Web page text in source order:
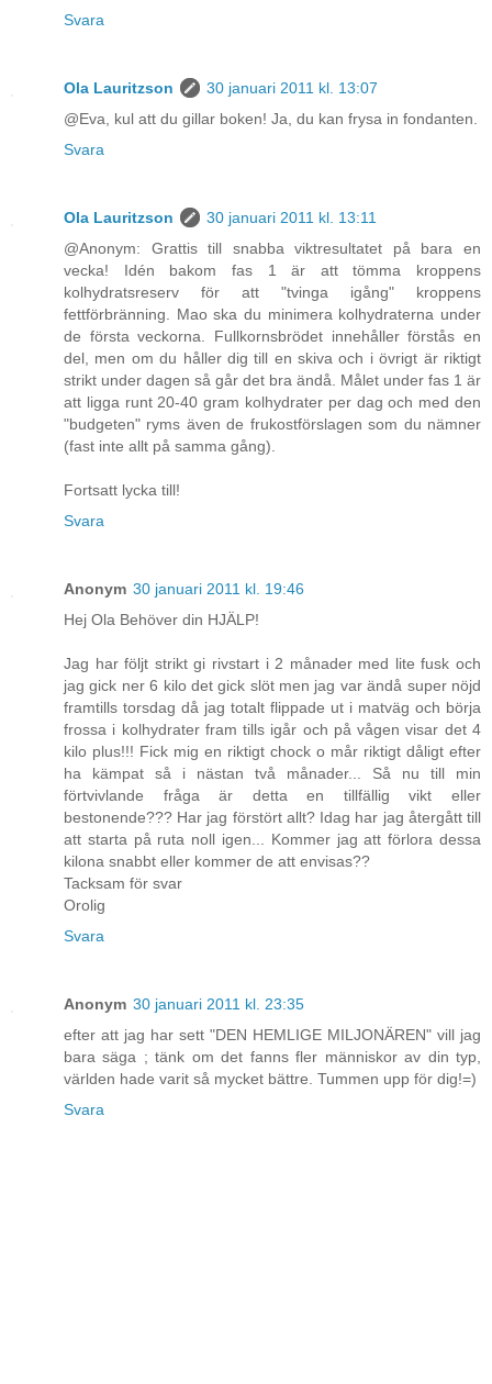
Svara
Ola Lauritzson
30 januari 2011 kl. 13:07
@Eva, kul att du gillar boken! Ja, du kan frysa in fondanten.
Svara
Ola Lauritzson
30 januari 2011 kl. 13:11
@Anonym: Grattis till snabba viktresultatet på bara en
vecka! Idén bakom fas 1 är att tömma kroppens
kolhydratsreserv för att "tvinga igång" kroppens
fettförbränning. Mao ska du minimera kolhydraterna under
de första veckorna. Fullkornsbrödet innehåller förstås en
del, men om du håller dig till en skiva och i övrigt är riktigt
strikt under dagen så går det bra ändå. Målet under fas 1 är
att ligga runt 20-40 gram kolhydrater per dag och med den
"budgeten" ryms även de frukostförslagen som du nämner
(fast inte allt på samma gång).
Fortsatt lycka till!
Svara
Anonym 30 januari 2011 kl. 19:46
Hej Ola Behöver din HJÄLP!
Jag har följt strikt gi rivstart i 2 månader med lite fusk och
jag gick ner 6 kilo det gick slöt men jag var ändå super nöjd
framtills torsdag då jag totalt flippade ut i matväg och börja
frossa i kolhydrater fram tills igår och på vågen visar det 4
kilo plus!!! Fick mig en riktigt chock o mår riktigt dåligt efter
ha kämpat så i nästan två månader... Så nu till min
förtvivlande fråga är detta en tillfällig vikt eller
bestonende??? Har jag förstört allt? Idag har jag återgått till
att starta på ruta noll igen... Kommer jag att förlora dessa
kilona snabbt eller kommer de att envisas??
Tacksam för svar
Orolig
Svara
Anonym 30 januari 2011 kl. 23:35
efter att jag har sett "DEN HEMLIGE MILJONÄREN" vill jag
bara säga ; tänk om det fanns fler människor av din typ,
världen hade varit så mycket bättre. Tummen upp för dig!=)
Svara